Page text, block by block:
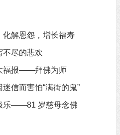
化解恩怨，增长福寿
不尽的悲欢
福报——拜佛为师
信而害怕“满街的鬼”
乐——81 岁慈母念佛